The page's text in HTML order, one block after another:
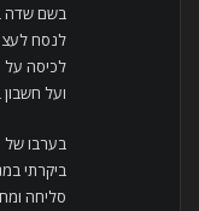
בשם שדה
לנסח
לכיסה על
ועל
בערבו
ביקרתי
סליחה